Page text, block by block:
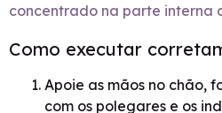
concentrado na parte interna
Como executar
Apoie as mãos no chão,
com os polegares e os